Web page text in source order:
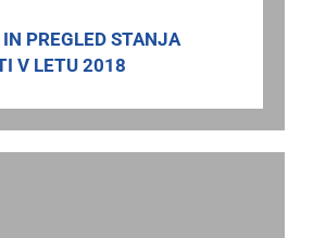
PREGLED STANJA
V LETU 2018